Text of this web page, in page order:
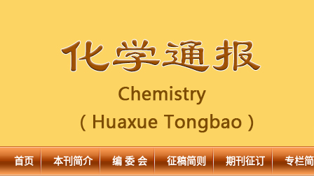
首页 本刊简介 编 委 会 征稿简则 期刊征订 专栏